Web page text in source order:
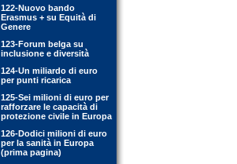
122-Nuovo bando
Erasmus + su Equità di
Genere
123-Forum belga su
inclusione e diversità
124-Un miliardo di euro
per punti ricarica
125-Sei milioni di euro per
rafforzare le capacità di
protezione civile in Europa
126-Dodici milioni di euro
per la sanità in Europa
(prima pagina)